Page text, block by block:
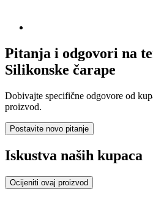
Pitanja i odgovori na
Silikonske čarape
Dobivajte specifične odgovore od
proizvod.
Postavite novo pitanje
Iskustva naših kupaca
Ocijeniti ovaj proizvod